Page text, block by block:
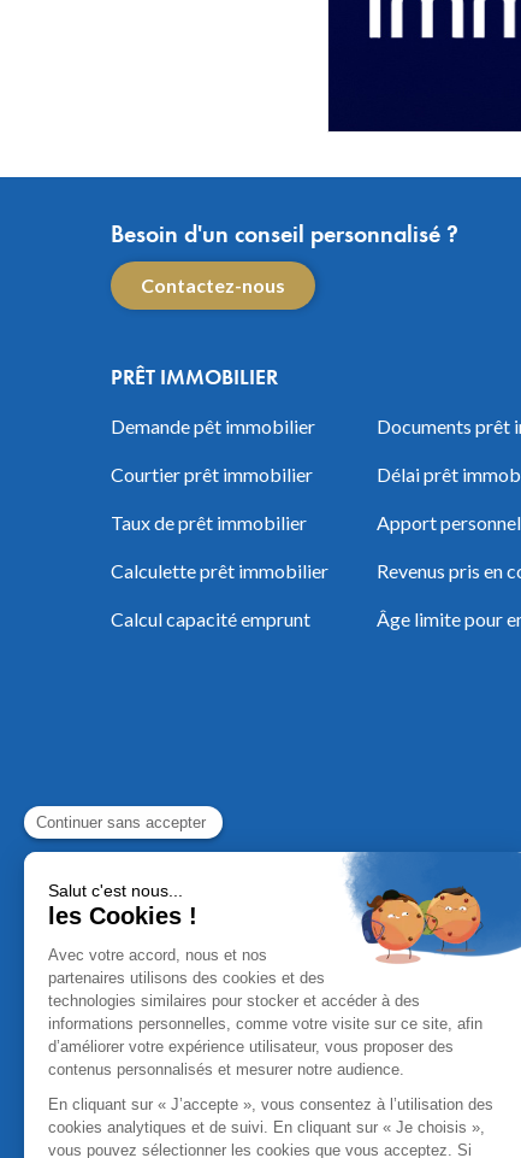
Besoin d'un conseil personnalisé ?
Contactez-nous
PRÊT IMMOBILIER
Demande pêt immobilier
Courtier prêt immobilier
Taux de prêt immobilier
Calculette prêt immobilier
Calcul capacité emprunt
Documents prêt
Délai prêt
Apport personnel
Revenus pris en
Âge limite pour
Mentions
Aucun versement, de quelque